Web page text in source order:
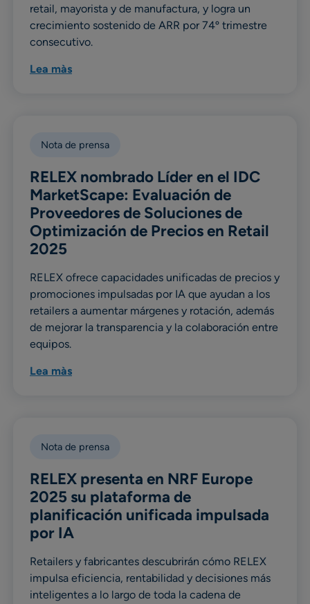
retail, mayorista y de manufactura, y logra un
crecimiento sostenido de ARR por 74º trimestre
consecutivo.
Lea màs
Nota de prensa
RELEX nombrado Líder en el IDC
MarketScape: Evaluación de
Proveedores de Soluciones de
Optimización de Precios en Retail
2025
RELEX ofrece capacidades unificadas de precios y
promociones impulsadas por IA que ayudan a los
retailers a aumentar márgenes y rotación, además
de mejorar la transparencia y la colaboración entre
equipos.
Lea màs
Nota de prensa
RELEX presenta en NRF Europe
2025 su plataforma de
planificación unificada impulsada
por IA
Retailers y fabricantes descubrirán cómo RELEX
impulsa eficiencia, rentabilidad y decisiones más
inteligentes a lo largo de toda la cadena de